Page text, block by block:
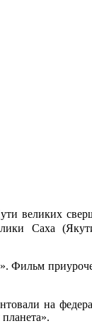
великих
Саха
Фильм
на